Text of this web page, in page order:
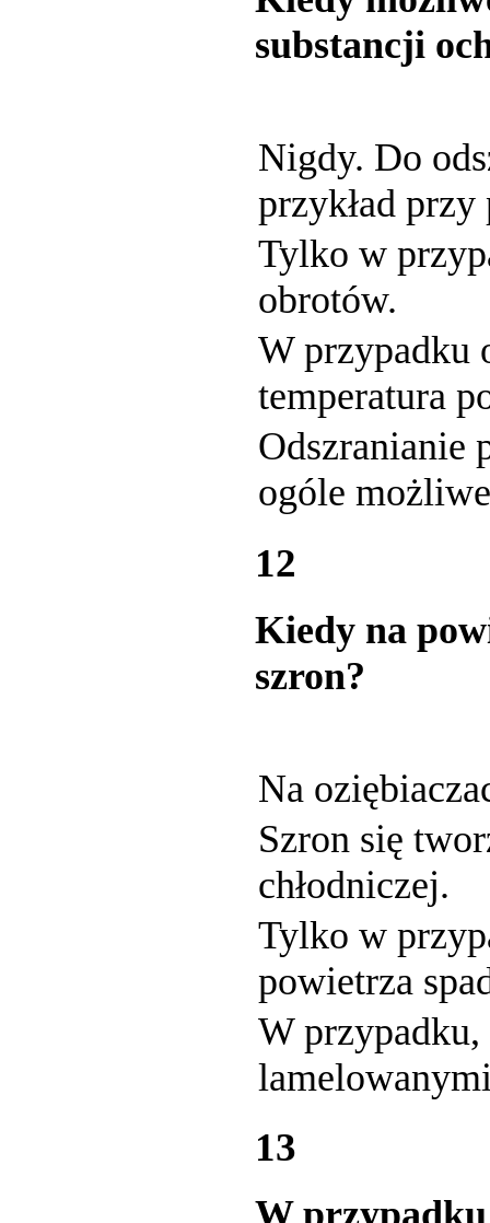
substancji
Nigdy. Do
przykład
Tylko w
obrotów.
W przypadku
temperatura
Odszranianie
ogóle
12
Kiedy na
szron?
Na
Szron się
chłodniczej.
Tylko w
powietrza
W
13
W